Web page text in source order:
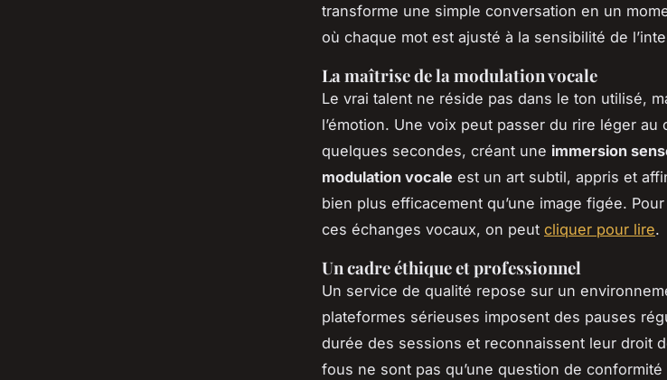
transforme une simple conversation en un
où chaque mot est ajusté à la sensibilité de
La maîtrise de la modulation vocale
Le vrai talent ne réside pas dans le ton utilisé,
l’émotion. Une voix peut passer du rire léger au
quelques secondes, créant une immersion
modulation vocale est un art subtil, appris et
bien plus efficacement qu’une image figée.
ces échanges vocaux, on peut cliquer pour lire.
Un cadre éthique et professionnel
Un service de qualité repose sur un
plateformes sérieuses imposent des pauses
durée des sessions et reconnaissent leur droit
fous ne sont pas qu’une question de